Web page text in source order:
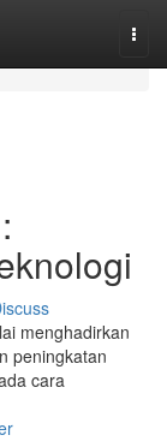
menghadirkan
peningkatan
cara